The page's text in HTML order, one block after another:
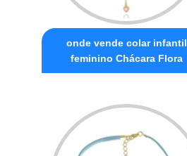
onde vende colar infantil
feminino Chácara Flora